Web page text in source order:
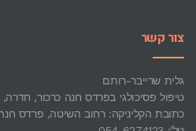
צור קשר
גלית שרייבר-רותם
טיפול פסיכולגי בפרדס חנה כרכור,
כתובת הקליניקה: רחוב השיטה, פרדס